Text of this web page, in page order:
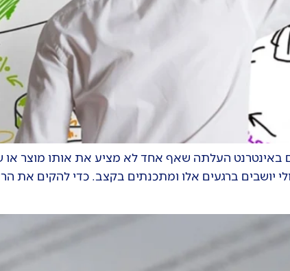
באינטרנט העלתה שאף אחד לא מציע את אותו מוצר
ברגעים אלו ומתכנתים בקצב. כדי להקים את